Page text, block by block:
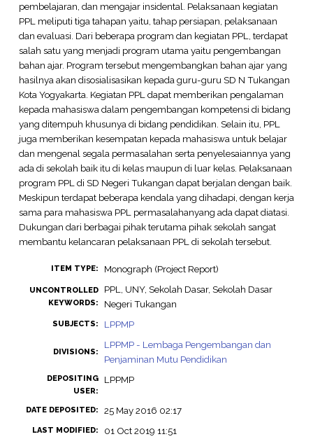
pembelajaran, dan mengajar insidental. Pelaksanaan kegiatan
PPL meliputi tiga tahapan yaitu, tahap persiapan, pelaksanaan
dan evaluasi. Dari beberapa program dan kegiatan PPL, terdapat
salah satu yang menjadi program utama yaitu pengembangan
bahan ajar. Program tersebut mengembangkan bahan ajar yang
hasilnya akan disosialisasikan kepada guru-guru SD N Tukangan
Kota Yogyakarta. Kegiatan PPL dapat memberikan pengalaman
kepada mahasiswa dalam pengembangan kompetensi di bidang
yang ditempuh khusunya di bidang pendidikan. Selain itu, PPL
juga memberikan kesempatan kepada mahasiswa untuk belajar
dan mengenal segala permasalahan serta penyelesaiannya yang
ada di sekolah baik itu di kelas maupun di luar kelas. Pelaksanaan
program PPL di SD Negeri Tukangan dapat berjalan dengan baik.
Meskipun terdapat beberapa kendala yang dihadapi, dengan kerja
sama para mahasiswa PPL permasalahanyang ada dapat diatasi.
Dukungan dari berbagai pihak terutama pihak sekolah sangat
membantu kelancaran pelaksanaan PPL di sekolah tersebut.
ITEM TYPE: Monograph (Project Report)
UNCONTROLLED
KEYWORDS:
PPL, UNY, Sekolah Dasar, Sekolah Dasar
Negeri Tukangan
SUBJECTS: LPPMP
DIVISIONS:
LPPMP - Lembaga Pengembangan dan
Penjaminan Mutu Pendidikan
DEPOSITING
USER:
LPPMP
DATE DEPOSITED: 25 May 2016 02:17
LAST MODIFIED: 01 Oct 2019 11:51